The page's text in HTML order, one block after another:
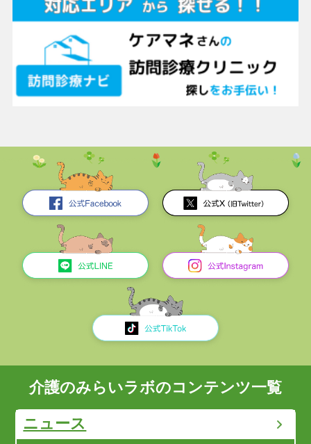
介護のみらいラボのコンテンツ一覧
ニュース